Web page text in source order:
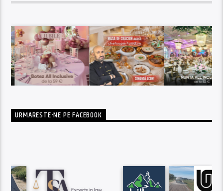
URMARESTE-NE PE FACEBOOK